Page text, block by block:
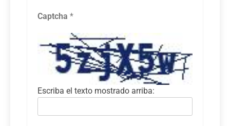
Captcha *
Escriba el texto mostrado arriba: